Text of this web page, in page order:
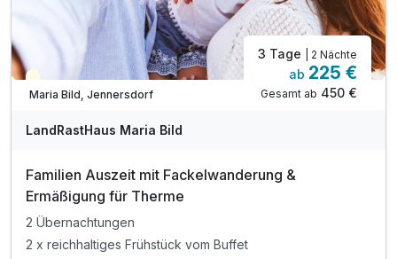
Teilweise ausgelastet
Maria Bild, Jennersdorf
3 Tage | 2 Nächte
ab 225 €
Gesamt ab 450 €
LandRastHaus Maria Bild
Familien Auszeit mit Fackelwanderung &
Ermäßigung für Therme
2 Übernachtungen
2 x reichhaltiges Frühstück vom Buffet